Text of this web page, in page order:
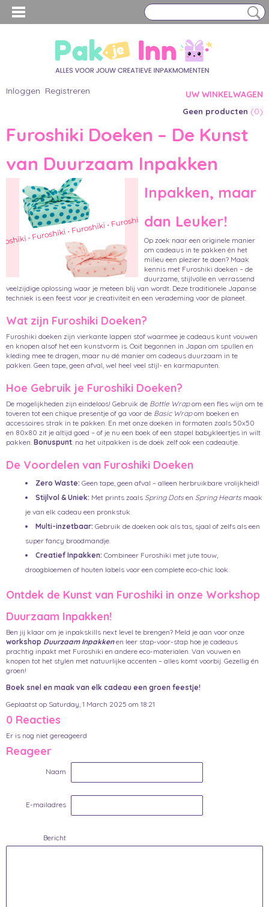
Inloggen Registreren UW WINKELWAGEN
Geen producten (0)
Furoshiki Doeken – De Kunst
van Duurzaam Inpakken
Inpakken, maar
dan Leuker!
Op zoek naar een originele manier
om cadeaus in te pakken én het
milieu een plezier te doen? Maak
kennis met Furoshiki doeken – de
duurzame, stijlvolle en verrassend
veelzijdige oplossing waar je meteen blij van wordt. Deze traditionele Japanse
techniek is een feest voor je creativiteit en een verademing voor de planeet.
Wat zijn Furoshiki Doeken?
Furoshiki doeken zijn vierkante lappen stof waarmee je cadeaus kunt vouwen
en knopen alsof het een kunstvorm is. Ooit begonnen in Japan om spullen en
kleding mee te dragen, maar nu dé manier om cadeaus duurzaam in te
pakken. Geen tape, geen afval, wel heel veel stijl- en karmapunten.
Hoe Gebruik je Furoshiki Doeken?
De mogelijkheden zijn eindeloos! Gebruik de Bottle Wrapom een fles wijn om te
toveren tot een chique presentje of ga voor de Basic Wrapom boeken en
accessoires strak in te pakken. En met onze doeken in formaten zoals 50x50
en 80x80 zit je altijd goed – of je nu een boek of een stapel babykleertjes in wilt
pakken. Bonuspunt: na het uitpakken is de doek zelf ook een cadeautje.
De Voordelen van Furoshiki Doeken
Zero Waste: Geen tape, geen afval – alleen herbruikbare vrolijkheid!
Stijlvol & Uniek: Met prints zoals Spring Dots en Spring Hearts maak
je van elk cadeau een pronkstuk.
Multi-inzetbaar: Gebruik de doeken ook als tas, sjaal of zelfs als een
super fancy broodmandje.
Creatief Inpakken: Combineer Furoshiki met jute touw,
droogbloemen of houten labels voor een complete eco-chic look.
Ontdek de Kunst van Furoshiki in onze Workshop
Duurzaam Inpakken!
Ben jij klaar om je inpakskills next level te brengen? Meld je aan voor onze
workshop Duurzaam Inpakkenen leer stap-voor-stap hoe je cadeaus
prachtig inpakt met Furoshiki en andere eco-materialen. Van vouwen en
knopen tot het stylen met natuurlijke accenten – alles komt voorbij. Gezellig én
groen!
Boek snel en maak van elk cadeau een groen feestje!
Geplaatst op Saturday, 1 March 2025 om 18:21
0 Reacties
Er is nog niet gereageerd
Reageer
Naam
E-mailadres
Bericht